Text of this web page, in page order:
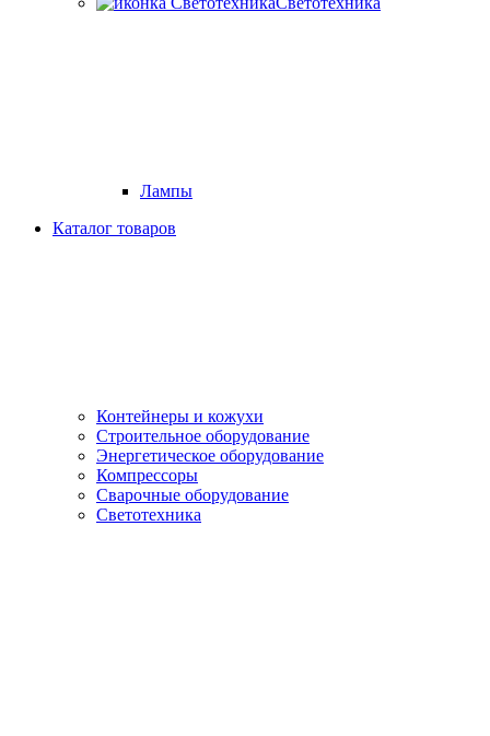
Лампы
Каталог товаров
Контейнеры и кожухи
Строительное оборудование
Энергетическое оборудование
Компрессоры
Сварочные оборудование
Светотехника